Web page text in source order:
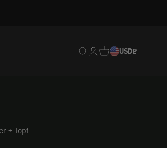
Translation missing:
Translation missing:
Translation
USDDE
+ Topf